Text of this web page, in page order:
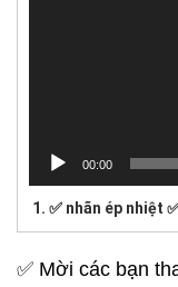
00:00
1. ✅ nhãn ép nhiệt
✅ Mời các bạn